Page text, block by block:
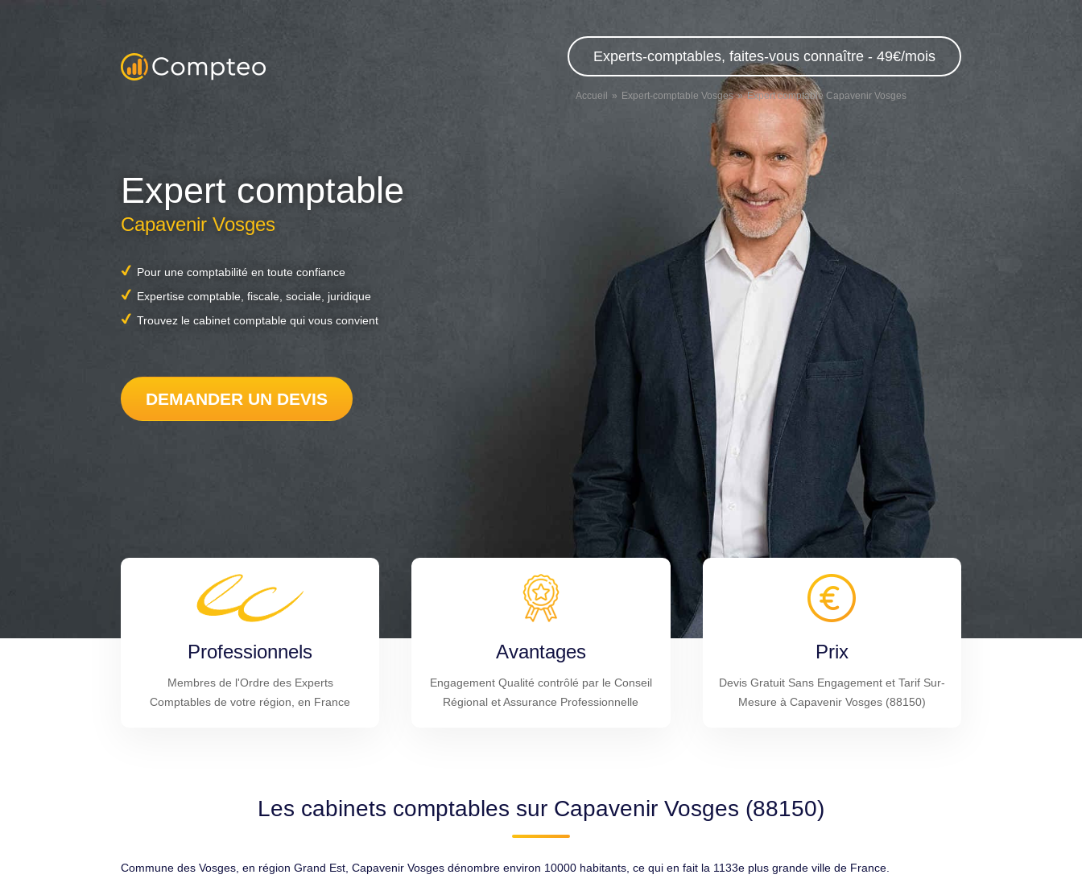
Experts-comptables, faites-vous connaître - 49€/mois
Accueil Expert-comptable Vosges Expert comptable Capavenir Vosges
Expert comptable
Capavenir Vosges
Pour une comptabilité en toute confiance
Expertise comptable, fiscale, sociale, juridique
Trouvez le cabinet comptable qui vous convient
DEMANDER UN DEVIS
Professionnels
Membres de l'Ordre des Experts
Comptables de votre région, en France
Avantages
Engagement Qualité contrôlé par le Conseil
Régional et Assurance Professionnelle
Prix
Devis Gratuit Sans Engagement et Tarif Sur-
Mesure à Capavenir Vosges (88150)
Les cabinets comptables sur Capavenir Vosges (88150)
Commune des Vosges, en région Grand Est, Capavenir Vosges dénombre environ 10000 habitants, ce qui en fait la 1133e plus grande ville de France.